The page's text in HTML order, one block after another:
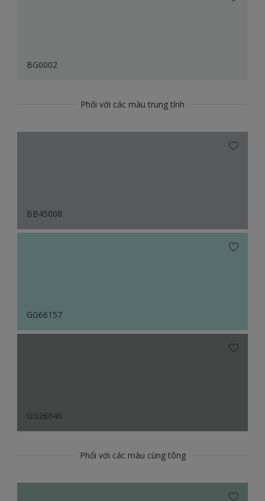
BG0002
Phối với các màu trung tính
BB45008
GG66157
GG26046
Phối với các màu cùng tông